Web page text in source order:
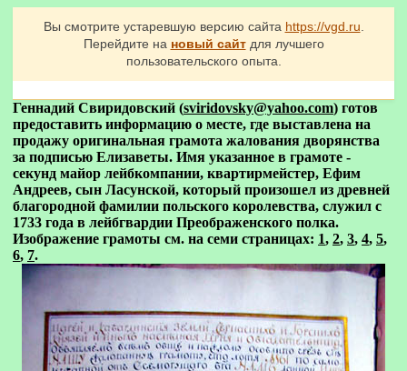
Вы смотрите устаревшую версию сайта https://vgd.ru
Перейдите на новый сайтдля лучшего
пользовательского опыта.
Геннадий Свиридовский (sviridovsky@yahoo.com) готов
предоставить информацию о месте, где выставлена на
продажу оригинальная грамота жалования дворянства
за подписью Елизаветы. Имя указанное в грамоте -
секунд майор лейбкомпании, квартирмейстер, Ефим
Андреев, сын Ласунской, который произошел из древней
благородной фамилии польского королевства, служил с
1733 года в лейбгвардии Преображенского полка.
Изображение грамоты см. на семи страницах: 1, 2, 3, 4, 5,
6, 7.